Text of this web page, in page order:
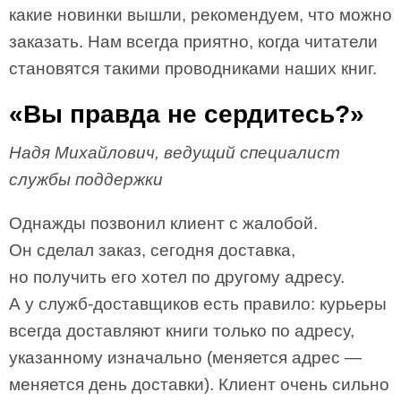
какие новинки вышли, рекомендуем, что можно
заказать. Нам всегда приятно, когда читатели
становятся такими проводниками наших книг.
«Вы правда не сердитесь?»
Надя Михайлович, ведущий специалист
службы поддержки
Однажды позвонил клиент с жалобой.
Он сделал заказ, сегодня доставка,
но получить его хотел по другому адресу.
А у служб-доставщиков есть правило: курьеры
всегда доставляют книги только по адресу,
указанному изначально (меняется адрес —
меняется день доставки). Клиент очень сильно